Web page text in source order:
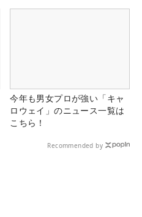
今年も男女プロが強い「キャ
ロウェイ」のニュース一覧は
こちら！
Recommended by